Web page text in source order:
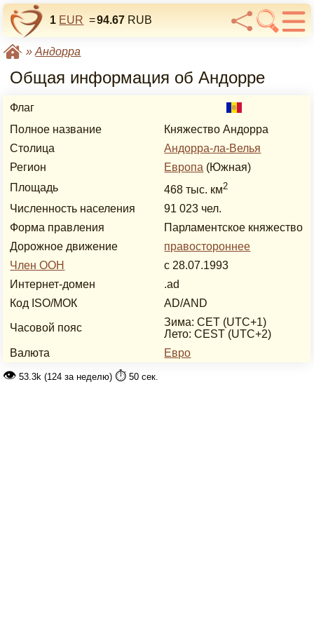
1 EUR =94.67 RUB
»Андорра
Общая информация об Андорре
Флаг
Полное название
Княжество Андорра
Столица
Андорра-ла-Велья
Регион
Европа (Южная)
Площадь
468 тыс. км2
Численность населения
91 023 чел.
Форма правления
Парламентское княжество
Дорожное движение
правостороннее
Член ООН
с 28.07.1993
Интернет-домен
.ad
Код ISO/МОК
AD/AND
Часовой пояс
Зима: CET (UTC+1)
Лето: CEST (UTC+2)
Валюта
Евро
👁 53.3k (124 за неделю) ⏱️ 50 сек.